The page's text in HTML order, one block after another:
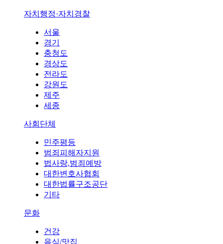
자치행정·자치경찰
서울
경기
충청도
경상도
전라도
강원도
제주
세종
사회단체
민주평등
범죄피해자지원
법사랑,범죄예방
대한변호사협회
대한법률구조공단
기타
문화
건강
음식/맛집